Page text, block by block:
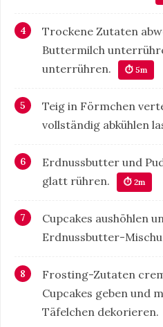
Trockene Zutaten
Buttermilch
unterrühren.
⏱ 5m
Teig in Förmchen
vollständig abkühlen
Erdnussbutter und
glatt rühren.
⏱ 2m
Cupcakes aushöhlen
Erdnussbutter-
Frosting-Zutaten
Cupcakes geben und
Täfelchen dekorieren.